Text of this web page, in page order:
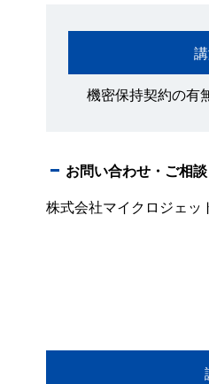
機密保持契約の有
お問い合わせ・ご相談
株式会社マイクロジェ